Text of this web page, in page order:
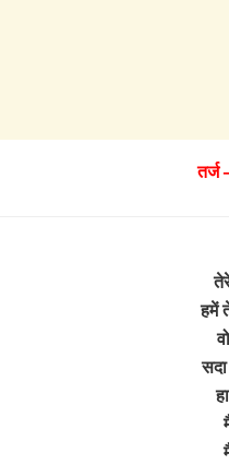
तर्ज
हमें